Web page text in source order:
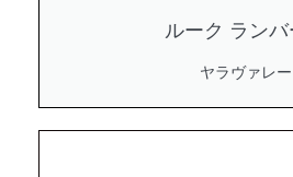
ルーク ランバ
ヤラヴァレー